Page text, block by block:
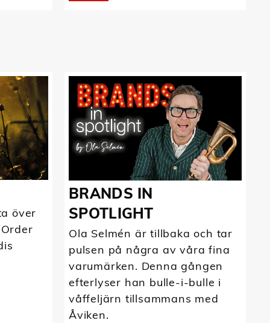
över
BRANDS IN
SPOTLIGHT
Ola Selmén är tillbaka och tar
pulsen på några av våra fina
varumärken. Denna gången
efterlyser han bulle-i-bulle i
våffeljärn tillsammans med
Åviken.